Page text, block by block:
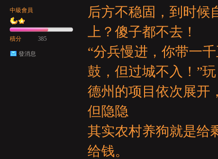
中級會員
積分 385
發消息
后方不稳固，到时候
上？傻子都不去！
“分兵慢进，你带一
鼓，但过城不入！”
德州的项目依次展开
但隐隐
其实农村养狗就是给
给钱。